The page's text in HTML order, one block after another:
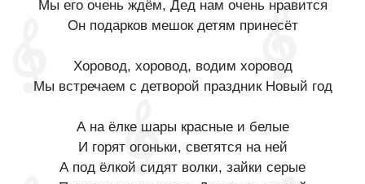
Мы его очень ждём, Дед нам очень нравится
Он подарков мешок детям принесёт
Хоровод, хоровод, водим хоровод
Мы встречаем с детворой праздник Новый год
А на ёлке шары красные и белые
И горят огоньки, светятся на ней
А под ёлкой сидят волки, зайки серые